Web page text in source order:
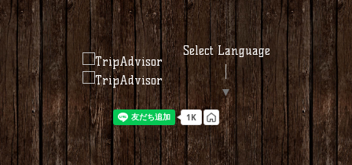
Select Language
▼